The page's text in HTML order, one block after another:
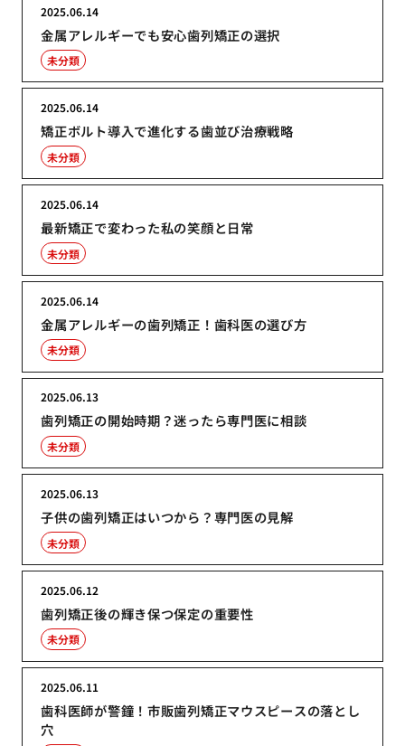
金属アレルギーでも安心歯列矯正の選択
2025.06.14
未分類
矯正ボルト導入で進化する歯並び治療戦略
2025.06.14
未分類
最新矯正で変わった私の笑顔と日常
2025.06.14
未分類
金属アレルギーの歯列矯正！歯科医の選び方
2025.06.14
未分類
歯列矯正の開始時期？迷ったら専門医に相談
2025.06.13
未分類
子供の歯列矯正はいつから？専門医の見解
2025.06.13
未分類
歯列矯正後の輝き保つ保定の重要性
2025.06.12
未分類
歯科医師が警鐘！市販歯列矯正マウスピースの落とし
穴
2025.06.11